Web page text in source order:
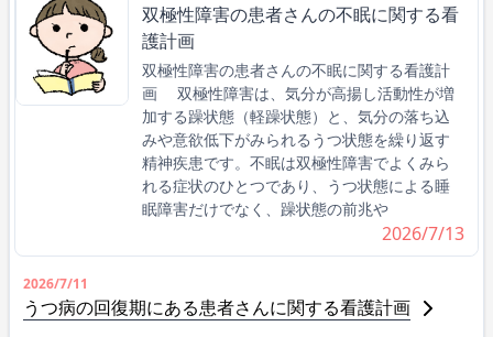
双極性障害の患者さんの不眠に関する看
護計画
双極性障害の患者さんの不眠に関する看護計
画 双極性障害は、気分が高揚し活動性が増
加する躁状態（軽躁状態）と、気分の落ち込
みや意欲低下がみられるうつ状態を繰り返す
精神疾患です。不眠は双極性障害でよくみら
れる症状のひとつであり、うつ状態による睡
眠障害だけでなく、躁状態の前兆や
2026/7/13
2026/7/11
うつ病の回復期にある患者さんに関する看護計画